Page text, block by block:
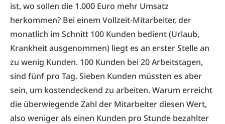
ist, wo sollen die 1.000 Euro mehr Umsatz
herkommen? Bei einem Vollzeit-Mitarbeiter, der
monatlich im Schnitt ­100 Kunden bedient (Urlaub,
Krankheit ausgenommen) liegt es an erster Stelle an
zu wenig Kunden. 100 Kunden bei 20 Arbeitstagen,
sind fünf pro Tag. Sieben Kunden müssten es aber
sein, um kostendeckend zu arbeiten. Warum erreicht
die überwiegende Zahl der Mitarbeiter diesen Wert,
also weniger als einen Kunden pro Stunde bezahlter